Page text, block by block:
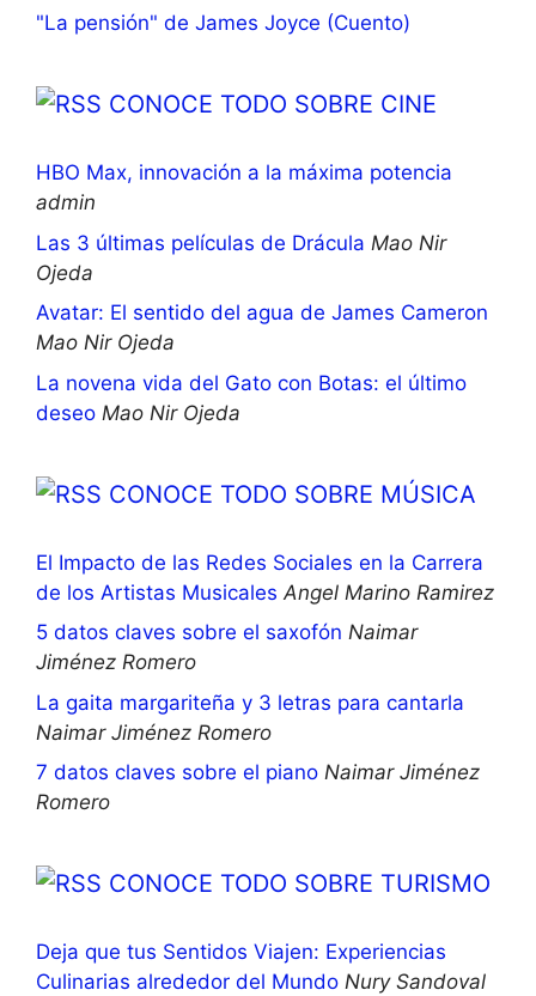
"La pensión" de James Joyce (Cuento)
CONOCE TODO SOBRE CINE
HBO Max, innovación a la máxima potencia
admin
Las 3 últimas películas de Drácula Mao Nir
Ojeda
Avatar: El sentido del agua de James Cameron
Mao Nir Ojeda
La novena vida del Gato con Botas: el último
deseo Mao Nir Ojeda
CONOCE TODO SOBRE MÚSICA
El Impacto de las Redes Sociales en la Carrera
de los Artistas Musicales Angel Marino Ramirez
5 datos claves sobre el saxofón Naimar
Jiménez Romero
La gaita margariteña y 3 letras para cantarla
Naimar Jiménez Romero
7 datos claves sobre el piano Naimar Jiménez
Romero
CONOCE TODO SOBRE TURISMO
Deja que tus Sentidos Viajen: Experiencias
Culinarias alrededor del Mundo Nury Sandoval